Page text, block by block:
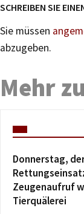
SCHREIBEN SIE
Sie müssen
abzugeben.
Mehr
Donnerstag,
Zeugenaufruf
Tierquälerei